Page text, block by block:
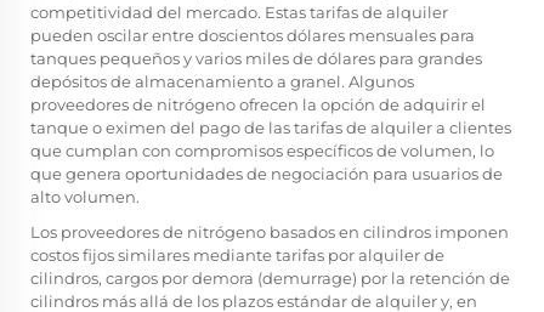
competitividad del mercado. Estas tarifas de alquiler
pueden oscilar entre doscientos dólares mensuales para
tanques pequeños y varios miles de dólares para grandes
depósitos de almacenamiento a granel. Algunos
proveedores de nitrógeno ofrecen la opción de adquirir el
tanque o eximen del pago de las tarifas de alquiler a clientes
que cumplan con compromisos específicos de volumen, lo
que genera oportunidades de negociación para usuarios de
alto volumen.
Los proveedores de nitrógeno basados en cilindros imponen
costos fijos similares mediante tarifas por alquiler de
cilindros, cargos por demora (demurrage) por la retención de
cilindros más allá de los plazos estándar de alquiler y, en